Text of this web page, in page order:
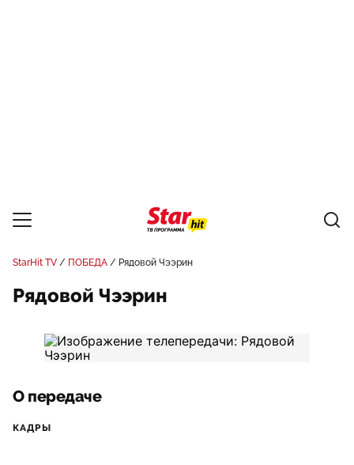
StarHit TV ПОБЕДА Рядовой Чээрин
Рядовой Чээрин
О передаче
КАДРЫ